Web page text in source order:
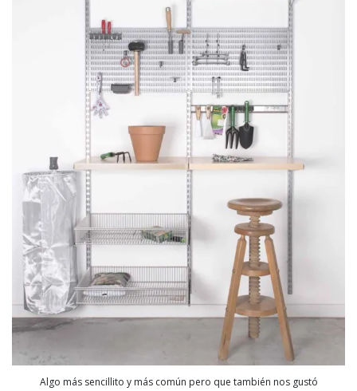
Algo más sencillito y más común pero que también nos gustó